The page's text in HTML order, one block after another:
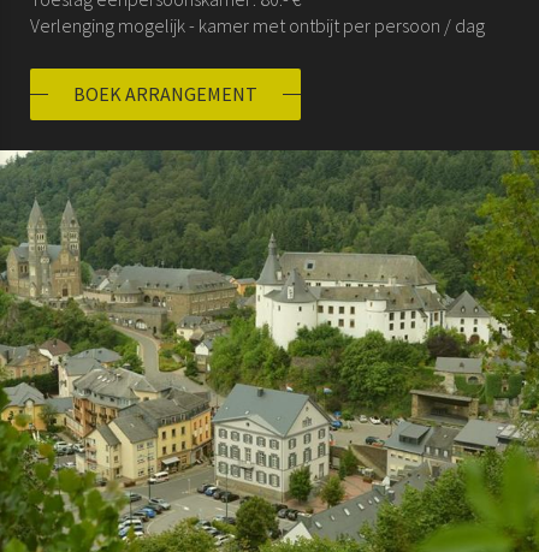
Verlenging mogelijk - kamer met ontbijt per persoon / dag
BOEK ARRANGEMENT